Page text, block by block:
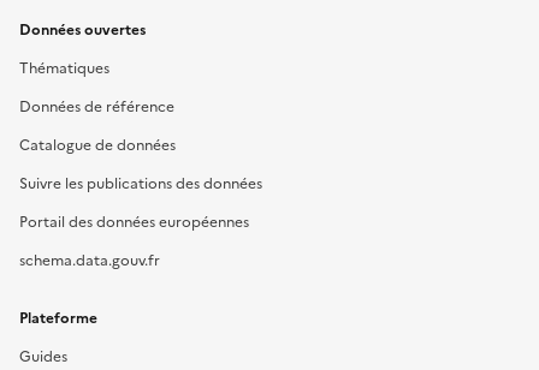
Données ouvertes
Thématiques
Données de référence
Catalogue de données
Suivre les publications des données
Portail des données européennes
schema.data.gouv.fr
Plateforme
Guides